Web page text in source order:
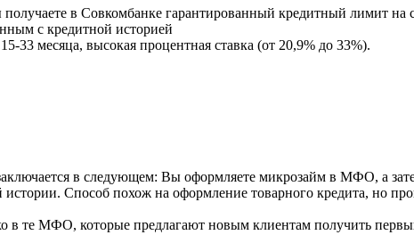
в Совкомбанке гарантированный кредитный лимит на
с кредитной историей
33 месяца, высокая процентная ставка (от 20,9% до 33%).
в следующем: Вы оформляете микрозайм в МФО, а
Способ похож на оформление товарного кредита, но
в те МФО, которые предлагают новым клиентам получить